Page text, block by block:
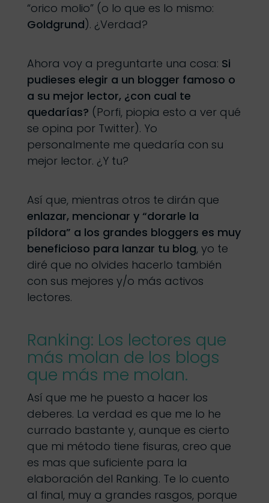
“orico molio” (o lo que es lo mismo:
Goldgrund). ¿Verdad?
Ahora voy a preguntarte una cosa: Si
pudieses elegir a un blogger famoso o
a su mejor lector, ¿con cual te
quedarías? (Porfi, piopia esto a ver qué
se opina por Twitter). Yo
personalmente me quedaría con su
mejor lector. ¿Y tu?
Así que, mientras otros te dirán que
enlazar, mencionar y “dorarle la
píldora” a los grandes bloggers es muy
beneficioso para lanzar tu blog, yo te
diré que no olvides hacerlo también
con sus mejores y/o más activos
lectores.
Ranking: Los lectores que
más molan de los blogs
que más me molan.
Así que me he puesto a hacer los
deberes. La verdad es que me lo he
currado bastante y, aunque es cierto
que mi método tiene fisuras, creo que
es mas que suficiente para la
elaboración del Ranking. Te lo cuento
al final, muy a grandes rasgos, porque